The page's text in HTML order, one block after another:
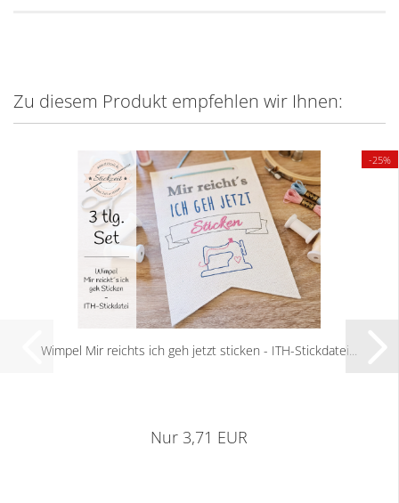
Zu diesem Produkt empfehlen wir Ihnen:
-25%
Wimpel Mir reichts ich geh jetzt sticken - ITH-Stickdatei...
Nur 3,71 EUR